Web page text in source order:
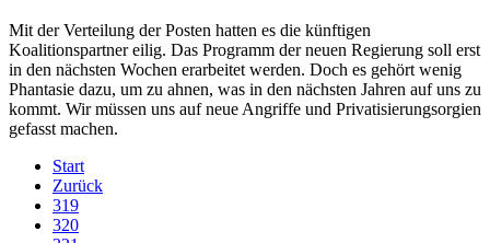
Mit der Verteilung der Posten hatten es die künftigen
Koalitionspartner eilig. Das Programm der neuen Regierung soll erst
in den nächsten Wochen erarbeitet werden. Doch es gehört wenig
Phantasie dazu, um zu ahnen, was in den nächsten Jahren auf uns zu
kommt. Wir müssen uns auf neue Angriffe und Privatisierungsorgien
gefasst machen.
Start
Zurück
319
320